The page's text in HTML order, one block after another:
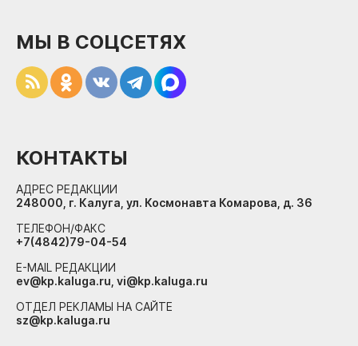
МЫ В СОЦСЕТЯХ
КОНТАКТЫ
АДРЕС РЕДАКЦИИ
248000, г. Калуга, ул. Космонавта Комарова, д. 36
ТЕЛЕФОН/ФАКС
+7(4842)79-04-54
E-MAIL РЕДАКЦИИ
ev@kp.kaluga.ru, vi@kp.kaluga.ru
ОТДЕЛ РЕКЛАМЫ НА САЙТЕ
sz@kp.kaluga.ru